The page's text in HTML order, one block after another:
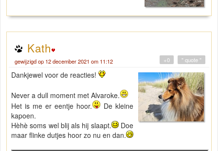
Kath
gewijzigd op 12 december 2021 om 11:12 " quote "
+0
Dankjewel voor de reacties!
Never a dull moment met Alvaroke.
Het is me er eentje hoor.
De kleine
kapoen.
Hèhè soms wel blij als hij slaapt.
Doe
maar flinke dutjes hoor zo nu en dan.